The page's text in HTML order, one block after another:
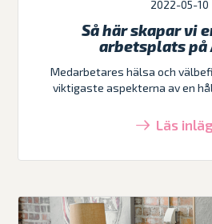
2022-05-10
Så här skapar vi
arbetsplats på
Medarbetares hälsa och
viktigaste aspekterna av en
Läs